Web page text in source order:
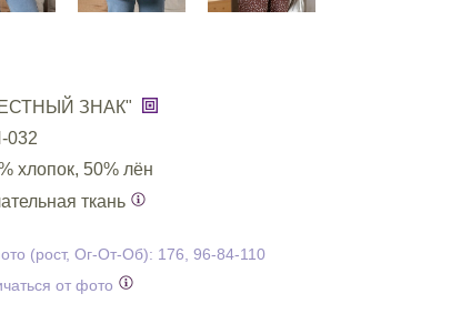
ЗНАК"
032
хлопок, 50% лён
ткань
(рост, Ог-От-Об): 176, 96-84-110
от фото